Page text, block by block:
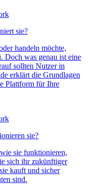
sie?
handeln möchte,
Doch was genau ist eine
sollten Nutzer in
erklärt die Grundlagen
Plattform für Ihre
sie?
sie funktionieren,
sich ihr zukünftiger
kauft und sicher
sind.